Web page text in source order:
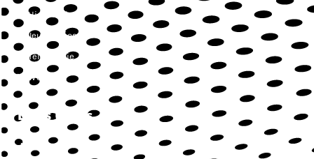
High-Tech
Jeux vidéos
Téléphonie
Web
Liens Utiles
Contact